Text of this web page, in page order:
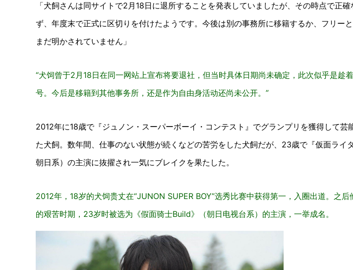
「犬飼さんは同サイトで2月18日に退所することを発表していましたが、その時点で正
ず、年度末で正式に区切りを付けたようです。今後は別の事務所に移籍するか、フリー
まだ明かされていません」
“犬饲曾于2月18日在同一网站上宣布将要退社，但当时具体日期尚未确定，此次似乎是趁
号。今后是移籍到其他事务所，还是作为自由身活动还尚未公开。”
2012年に18歳で『ジュノン・スーパーボーイ・コンテスト』でグランプリを獲得して芸
た犬飼。数年間、仕事のない状態が続くなどの苦労をした犬飼だが、23歳で『仮面ライ
朝日系）の主演に抜擢され一気にブレイクを果たした。
2012年，18岁的犬饲贵丈在“JUNON SUPER BOY”选秀比赛中获得第一，入圈出道。之
的艰苦时期，23岁时被选为《假面骑士Build》（朝日电视台系）的主演，一举成名。